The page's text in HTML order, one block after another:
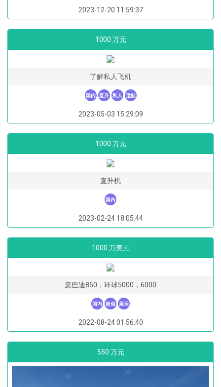
2023-12-20 11:59:37
1000 万元
了解私人飞机
国内 直升 私人 适航
2023-05-03 15:29:09
1000 万元
直升机
国内
2023-02-24 18:05:44
1000 万美元
庞巴迪850，环球5000，6000
国内 超值 展示
2022-08-24 01:56:40
550 万元